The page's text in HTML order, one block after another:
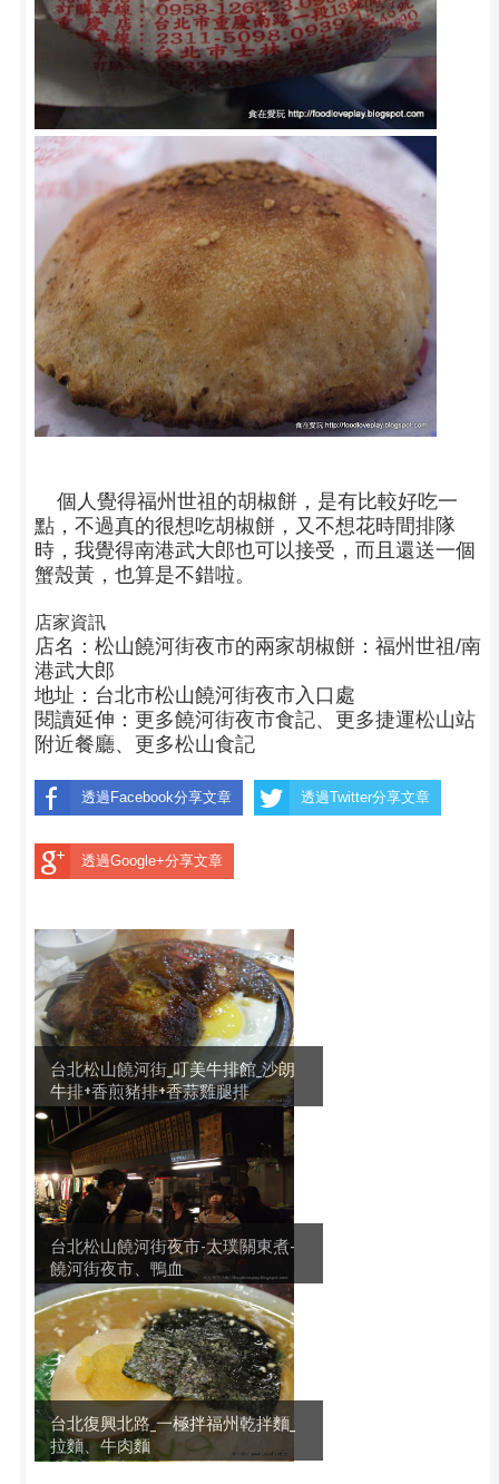
個人覺得福州世祖的胡椒餅，是有比較好吃一
點，不過真的很想吃胡椒餅，又不想花時間排隊
時，我覺得南港武大郎也可以接受，而且還送一個
蟹殼黃，也算是不錯啦。
店家資訊
店名：松山饒河街夜市的兩家胡椒餅：福州世祖/南
港武大郎
地址：台北市松山饒河街夜市入口處
閱讀延伸： 更多饒河街夜市食記、 更多捷運松山站
附近餐廳、 更多松山食記
透過Facebook分享文章 透過Twitter分享文章
透過Google+分享文章
台北松山饒河街_叮美牛排館_沙朗
牛排+香煎豬排+香蒜雞腿排
台北松山饒河街夜市-太璞關東煮-
饒河街夜市、鴨血
台北復興北路_一極拌福州乾拌麵_
拉麵、牛肉麵